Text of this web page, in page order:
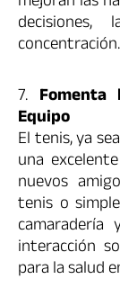
concentración.
7.
Equipo
El tenis, ya
una
nuevos
tenis o
interacción
para la salud